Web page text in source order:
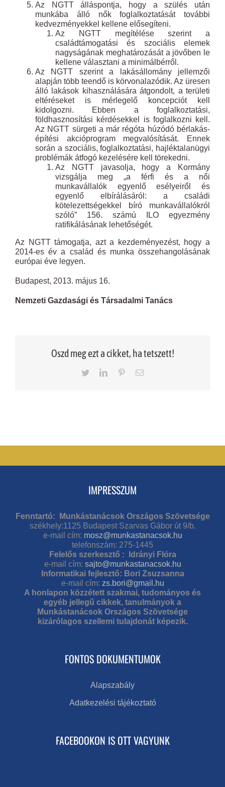
Az NGTT álláspontja, hogy a szülés után
munkába álló nők foglalkoztatását további
kedvezményekkel kellene elősegíteni.
Az NGTT megítélése szerint a
családtámogatási és szociális elemek
nagyságának meghatározását a jövőben le
kellene választani a minimálbérről.
Az NGTT szerint a lakásállomány jellemzői
alapján több teendő is körvonalazódik. Az üresen
álló lakások kihasználására átgondolt, a területi
eltéréseket is mérlegelő koncepciót kell
kidolgozni. Ebben a foglalkoztatási,
földhasznosítási kérdésekkel is foglalkozni kell.
Az NGTT sürgeti a már régóta húzódó bérlakás-
építési akcióprogram megvalósítását. Ennek
során a szociális, foglalkoztatási, hajléktalanügyi
problémák átfogó kezelésére kell törekedni.
Az NGTT javasolja, hogy a Kormány
vizsgálja meg „a férfi és a női
munkavállalók egyenlő esélyeiről és
egyenlő elbírálásáról: a családi
kötelezettségekkel bíró munkavállalókról
szóló” 156. számú ILO egyezmény
ratifikálásának lehetőségét.
Az NGTT támogatja, azt a kezdeményezést, hogy a
2014-es év a család és munka összehangolásának
európai éve legyen.
Budapest, 2013. május 16.
Nemzeti Gazdasági és Társadalmi Tanács
Oszd meg ezt a cikket, ha tetszett!
TwitterLinkedInPinterestEmail
IMPRESSZUM
Fenntartó: Munkástanácsok Országos Szövetsége
székhely:1125 Budapest Szarvas Gábor út 9/b.
e-mail cím: mosz@munkastanacsok.hu
telefonszám: 275-1445
Felelős szerkesztő : Idrányi Flóra
e-mail cím: sajto@munkastanacsok.hu
Informatikai fejlesztő: Bori Zsuzsanna
e-mail cím: zs.bori@gmail.hu
A honlapon közzétett szakmai, tudományos és
egyéb jellegű cikkek, tanulmányok a
Munkástanácsok Országos Szövetsége
kizárólagos szellemi tulajdonát képezik.
FONTOS DOKUMENTUMOK
Alapszabály
Adatkezelési tájékoztató
FACEBOOKON IS OTT VAGYUNK